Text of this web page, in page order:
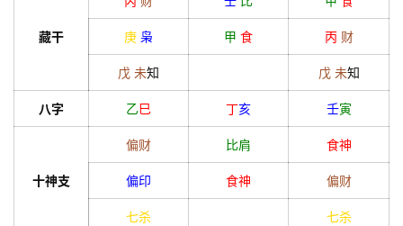
藏干 庚 枭 甲 食 丙 财
戊 未知 戊 未知
八字 乙巳 丁亥 壬寅
十神支
偏财 比肩 食神
偏印 食神 偏财
七杀 七杀